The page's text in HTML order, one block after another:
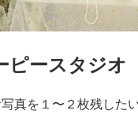
ピースタジオ
真を１〜２枚残したい